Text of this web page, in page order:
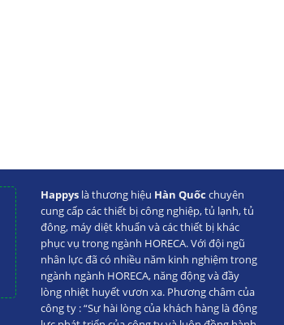
Happys là thương hiệu Hàn Quốc chuyên
cung cấp các thiết bị công nghiệp, tủ lạnh, tủ
đông, máy diệt khuẩn và các thiết bị khác
phục vụ trong ngành HORECA. Với đội ngũ
nhân lực đã có nhiều năm kinh nghiệm trong
ngành ngành HORECA, năng động và đầy
lòng nhiệt huyết vươn xa. Phương châm của
công ty : “Sự hài lòng của khách hàng là động